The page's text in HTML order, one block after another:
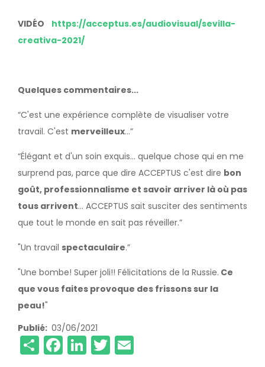
VIDÉO https://acceptus.es/audiovisual/sevilla-
creativa-2021/
Quelques commentaires...
“C'est une expérience complète de visualiser votre
travail. C'est merveilleux...”
“Élégant et d'un soin exquis... quelque chose qui en me
surprend pas, parce que dire ACCEPTUS c'est dire bon
goût, professionnalisme et savoir arriver là où pas
tous arrivent... ACCEPTUS sait susciter des sentiments
que tout le monde en sait pas réveiller.”
"Un travail spectaculaire.”
"Une bombe! Super joli!! Félicitations de la Russie. Ce
que vous faites provoque des frissons sur la
peau!"
Publié 03/06/2021
ShareFacebook
LinkedIn
Twitter